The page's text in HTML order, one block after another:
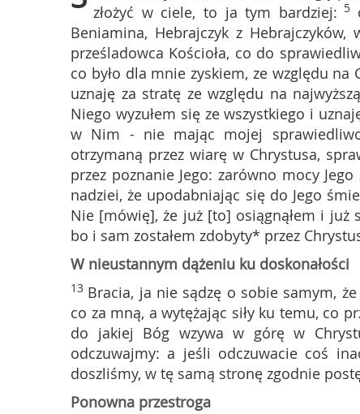
złożyć w ciele, to ja tym bardziej: 5
Beniamina, Hebrajczyk z
prześladowca Kościoła, co do
co było dla mnie zyskiem, ze względu na
uznaję za stratę ze względu na
Niego wyzułem się ze wszystkiego i
w Nim - nie mając mojej
otrzymaną przez wiarę w Chrystusa,
przez poznanie Jego: zarówno mocy
nadziei, że upodabniając się do Jego
Nie [mówię], że już [to] osiągnąłem i już
bo i sam zostałem zdobyty* przez
W nieustannym dążeniu ku doskonałości
13 Bracia, ja nie sądzę o sobie samym,
co za mną, a wytężając siły ku temu, co
do jakiej Bóg wzywa w górę w
odczuwajmy: a jeśli odczuwacie coś
doszliśmy, w tę samą stronę zgodnie
Ponowna przestroga